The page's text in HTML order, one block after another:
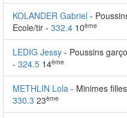
KOLANDER Gabriel -
Ecole/tir - 332.4 10ème
LEDIG Jessy - Poussins
- 324.5 14ème
METHLIN Lola - Minimes
330.3 23ème